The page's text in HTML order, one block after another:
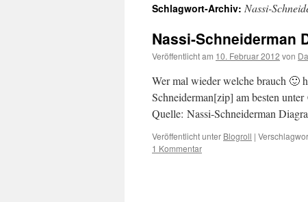
Schlagwort-Archiv: Nassi-
Nassi-Schneiderman
Veröffentlicht am 10. Februar 2012 von
Wer mal wieder welche brauch 🙂
Schneiderman[zip] am besten
Quelle: Nassi-Schneiderman
Veröffentlicht unter Blogroll |
1 Kommentar